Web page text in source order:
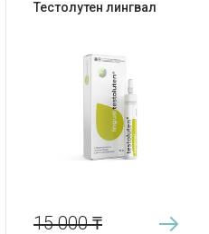
Тестолутен лингвал
15 000₸